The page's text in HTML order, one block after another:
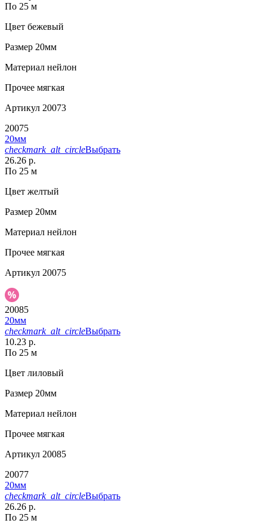
По 25 м
Цвет бежевый
Размер 20мм
Материал нейлон
Прочее мягкая
Артикул 20073
20075
20мм
checkmark_alt_circleВыбрать
26.26 р.
По 25 м
Цвет желтый
Размер 20мм
Материал нейлон
Прочее мягкая
Артикул 20075
20085
20мм
checkmark_alt_circleВыбрать
10.23 р.
По 25 м
Цвет лиловый
Размер 20мм
Материал нейлон
Прочее мягкая
Артикул 20085
20077
20мм
checkmark_alt_circleВыбрать
26.26 р.
По 25 м